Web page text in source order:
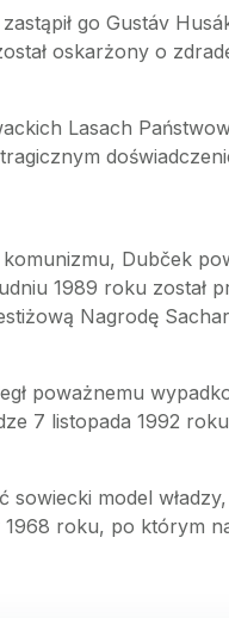
go Gustáv
oskarżony o
Lasach
Dubček
1989 roku został
Nagrodę
poważnemu
7 listopada 1992
model
roku, po którym